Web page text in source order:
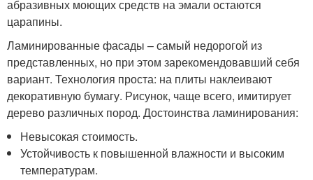
абразивных моющих средств на эмали остаются
царапины.
Ламинированные фасады – самый недорогой из
представленных, но при этом зарекомендовавший себя
вариант. Технология проста: на плиты наклеивают
декоративную бумагу. Рисунок, чаще всего, имитирует
дерево различных пород. Достоинства ламинирования:
Невысокая стоимость.
Устойчивость к повышенной влажности и высоким
температурам.